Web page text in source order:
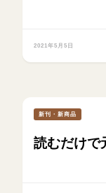
2021年5月5日
新刊・新商品
読むだけで